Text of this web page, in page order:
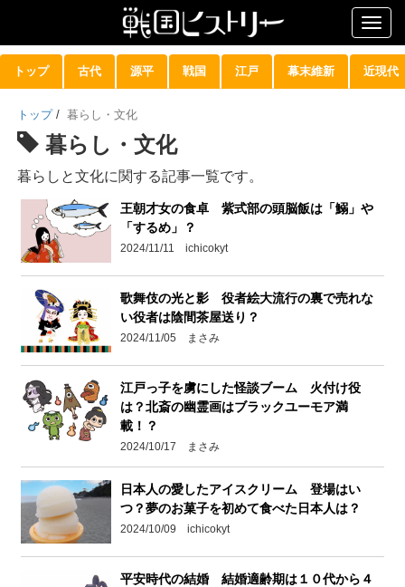
トップ 古代 源平 戦国 江戸 幕末維新 近現代
トップ / 暮らし・文化
暮らし・文化
暮らしと文化に関する記事一覧です。
王朝才女の食卓 紫式部の頭脳飯は「鰯」や
「するめ」？
2024/11/11 ichicokyt
歌舞伎の光と影 役者絵大流行の裏で売れな
い役者は陰間茶屋送り？
2024/11/05 まさみ
江戸っ子を虜にした怪談ブーム 火付け役
は？北斎の幽霊画はブラックユーモア満
載！？
2024/10/17 まさみ
日本人の愛したアイスクリーム 登場はい
つ？夢のお菓子を初めて食べた日本人は？
2024/10/09 ichicokyt
平安時代の結婚 結婚適齢期は１０代から４